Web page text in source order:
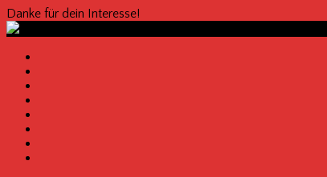
Danke für dein Interesse!